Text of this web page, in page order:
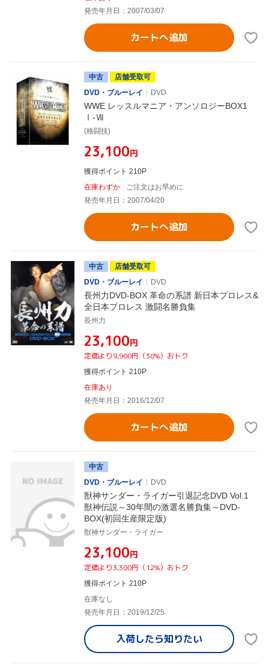
発売年月日：2007/03/07
カートへ追加
中古
店舗受取可
DVD・ブルーレイ
DVD
WWE レッスルマニア・アンソロジーBOX1
Ⅰ-Ⅶ
(格闘技)
¥23,100円
獲得ポイント 210P
在庫わずか
ご注文はお早めに
発売年月日：2007/04/20
カートへ追加
中古
店舗受取可
DVD・ブルーレイ
DVD
長州力DVD-BOX 革命の系譜 新日本プロレス&
全日本プロレス 激闘名勝負集
長州力
¥23,100円
定価より9,900円（30%）おトク
獲得ポイント 210P
在庫あり
発売年月日：2016/12/07
カートへ追加
中古
DVD・ブルーレイ
DVD
獣神サンダー・ライガー引退記念DVD Vol.1
獣神伝説～30年間の激選名勝負集～DVD-
BOX(初回生産限定版)
獣神サンダー・ライガー
¥23,100円
定価より3,300円（12%）おトク
獲得ポイント 210P
在庫なし
発売年月日：2019/12/25
入荷したら知りたい